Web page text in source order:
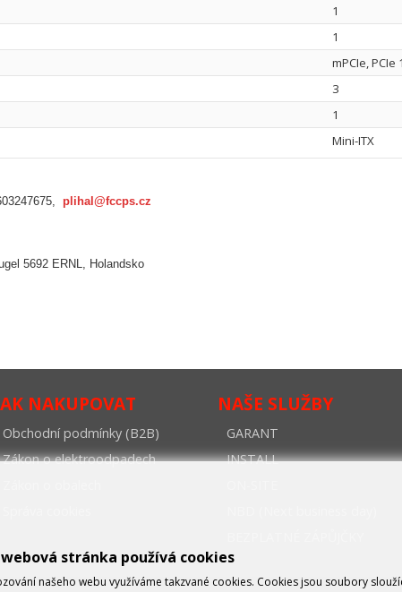
1
1
mPCIe, PCIe
3
1
Mini-ITX
plihal@fccps.cz
5692 ERNL, Holandsko
NAKUPOVAT
Obchodní podmínky (B2B)
Zákon o elektroodpadech
NAŠE SLUŽBY
GARANT
INSTALL
stránka používá cookies
našeho webu využíváme takzvané cookies. Cookies jsou soubory